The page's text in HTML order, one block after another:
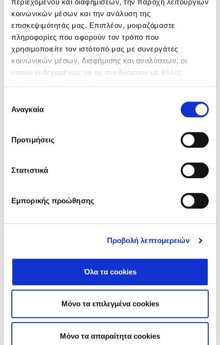
περιεχομένου και διαφημίσεων, την παροχή λειτουργιών
κοινωνικών μέσων και την ανάλυση της
επισκεψιμότητάς μας. Επιπλέον, μοιραζόμαστε
πληροφορίες που αφορούν τον τρόπο που
χρησιμοποιείτε τον ιστότοπό μας με συνεργάτες
κοινωνικών μέσων, διαφήμισης και αναλύσεων, οι
οποίοι ενδεχομένως να τις συνδυάσουν με άλλες
των υπηρεσιών τους.
συγκατάθεσης
Αναγκαία
Προτιμήσεις
Στατιστικά
Εμπορικής προώθησης
Προβολή λεπτομερειών
Όλα τα cookies
Μόνο τα επιλεγμένα cookies
Mόνο τα απαραίτητα cookies
300-1.100kW
30XAV Αερόψυκτοι Ψύκτες Νερού